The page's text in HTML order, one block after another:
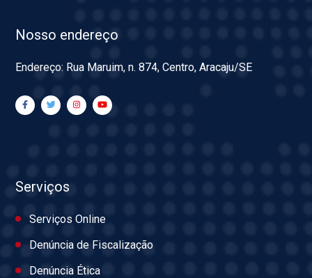
Nosso endereço
Endereço: Rua Maruim, n. 874, Centro, Aracaju/SE
Serviços
Serviços Online
Denúncia de Fiscalização
Denúncia Ética